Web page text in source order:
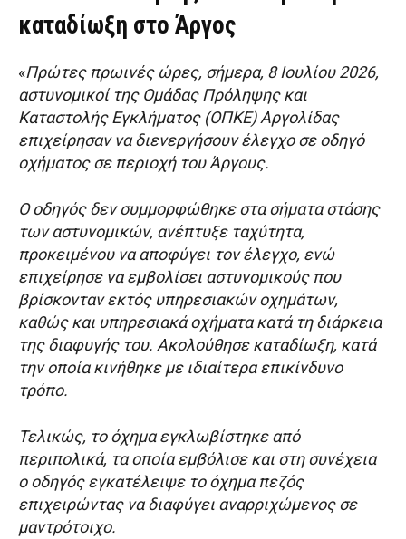
καταδίωξη στο Άργος
«Πρώτες πρωινές ώρες, σήμερα, 8 Ιουλίου 2026,
αστυνομικοί της Ομάδας Πρόληψης και
Καταστολής Εγκλήματος (ΟΠΚΕ) Αργολίδας
επιχείρησαν να διενεργήσουν έλεγχο σε οδηγό
οχήματος σε περιοχή του Άργους.
Ο οδηγός δεν συμμορφώθηκε στα σήματα στάσης
των αστυνομικών, ανέπτυξε ταχύτητα,
προκειμένου να αποφύγει τον έλεγχο, ενώ
επιχείρησε να εμβολίσει αστυνομικούς που
βρίσκονταν εκτός υπηρεσιακών οχημάτων,
καθώς και υπηρεσιακά οχήματα κατά τη διάρκεια
της διαφυγής του. Ακολούθησε καταδίωξη, κατά
την οποία κινήθηκε με ιδιαίτερα επικίνδυνο
τρόπο.
Τελικώς, το όχημα εγκλωβίστηκε από
περιπολικά, τα οποία εμβόλισε και στη συνέχεια
ο οδηγός εγκατέλειψε το όχημα πεζός
επιχειρώντας να διαφύγει αναρριχώμενος σε
μαντρότοιχο.